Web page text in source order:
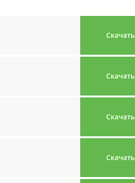
Скачать
Скачать
Скачать
Скачать